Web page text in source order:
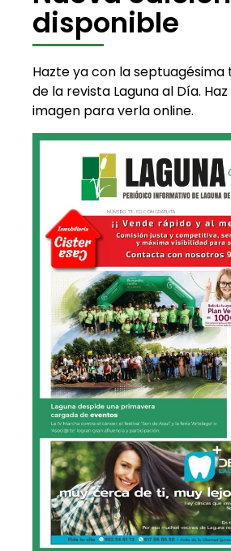
disponible
Hazte ya con la
de la revista Laguna al Día.
imagen para verla online.